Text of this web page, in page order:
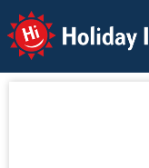
Holiday Info